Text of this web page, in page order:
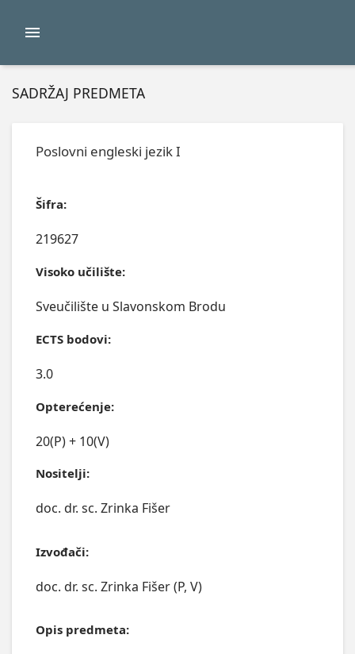
SADRŽAJ PREDMETA
Poslovni engleski jezik I
Šifra:
219627
Visoko učilište:
Sveučilište u Slavonskom Brodu
ECTS bodovi:
3.0
Opterećenje:
20(P) + 10(V)
Nositelji:
doc. dr. sc. Zrinka Fišer
Izvođači:
doc. dr. sc. Zrinka Fišer (P, V)
Opis predmeta: